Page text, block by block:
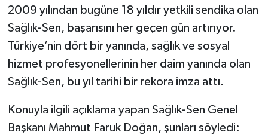
2009 yılından bugüne 18 yıldır yetkili sendika olan
Sağlık-Sen, başarısını her geçen gün artırıyor.
Türkiye’nin dört bir yanında, sağlık ve sosyal
hizmet profesyonellerinin her daim yanında olan
Sağlık-Sen, bu yıl tarihi bir rekora imza attı.
Konuyla ilgili açıklama yapan Sağlık-Sen Genel
Başkanı Mahmut Faruk Doğan, şunları söyledi: